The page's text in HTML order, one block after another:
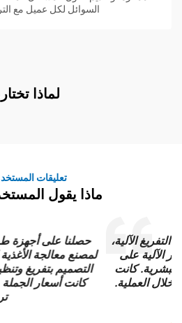
السوائل لكل عميل مع
لماذا
تعليقات
ماذا يقول
حصلنا على أجهزة طرد مركزي ذات
لمصنع معالجة الأغذية الخاص بنا،
التصميم بتفريغ وتنظيف سهلين،
كانت أسعار الجملة ممتازة، مما